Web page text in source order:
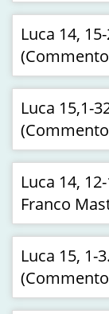
Luca 14,
Luca 15,1-
Luca 14,
Franco
Luca 15, 1-